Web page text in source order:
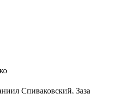
Спиваковский, Заза